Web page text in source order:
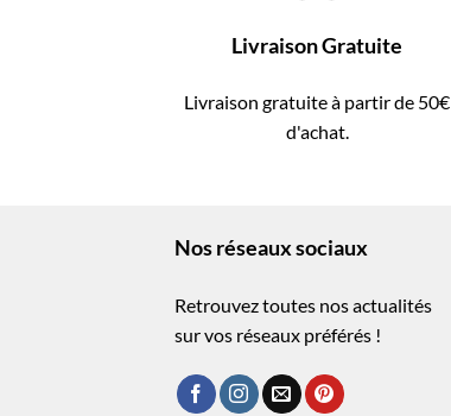
Livraison Gratuite
Livraison gratuite à partir de 50€
d'achat.
Nos réseaux sociaux
Retrouvez toutes nos actualités
sur vos réseaux préférés !